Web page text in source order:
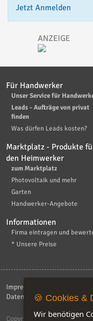
Jetzt Anmelden
Für Handwerker
Unser Service für
Leads - Aufträge von privat
finden
Was dürfen Leads kosten?
Marktplatz - Produkte
den Heimwerker
zum Marktplatz
Photovoltaik und mehr
Garten
Handwerker-Angebote
Informationen
Firma eintragen und
* Unsere Preise
Impressum
Datenschutzerklärung| FAQ
Copyright © 2026ebiz-
🍪 Cookies &
Wir benötigen